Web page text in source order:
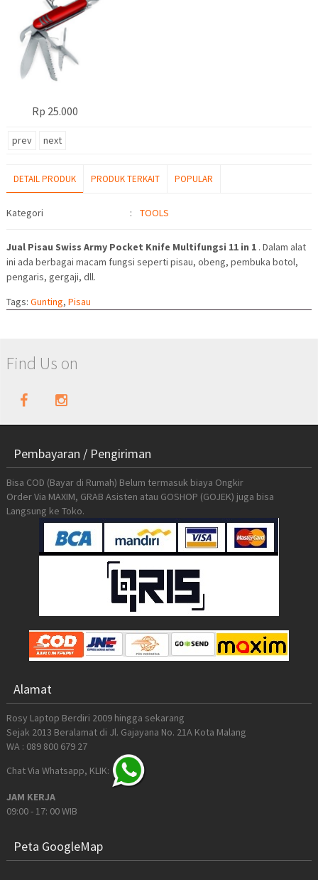
Rp 25.000
prev next
DETAIL PRODUK PRODUK TERKAIT POPULAR
Detail Produk
Kategori : TOOLS
Jual Pisau Swiss Army Pocket Knife Multifungsi 11 in 1. Dalam alat
ini ada berbagai macam fungsi seperti pisau, obeng, pembuka botol,
pengaris, gergaji, dll.
Tags: Gunting, Pisau
Find Us on
Pembayaran / Pengiriman
Bisa COD (Bayar di Rumah) Belum termasuk biaya Ongkir
Order Via MAXIM, GRAB Asisten atau GOSHOP (GOJEK) juga bisa
Langsung ke Toko.
Alamat
Rosy Laptop Berdiri 2009 hingga sekarang
Sejak 2013 Beralamat di Jl. Gajayana No. 21A Kota Malang
WA : 089 800 679 27
Chat Via Whatsapp, KLIK:
JAM KERJA
09:00 - 17: 00 WIB
Peta GoogleMap